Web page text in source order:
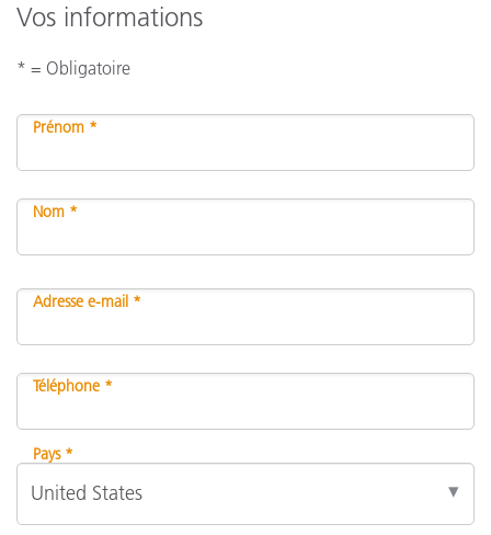
Vos informations
* = Obligatoire
Prénom *
Nom *
Adresse e-mail *
Téléphone *
Pays *